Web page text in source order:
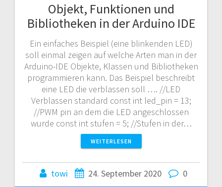
Objekt, Funktionen und
Bibliotheken in der Arduino IDE
Ein einfaches Beispiel (eine blinkenden LED)
soll einmal zeigen auf welche Arten man in der
Arduino-IDE Objekte, Klassen und Bibliotheken
programmieren kann. Das Beispiel beschreibt
eine LED die verblassen soll …. //LED
Verblassen standard const int led_pin = 13;
//PWM pin an dem die LED angeschlossen
wurde const int stufen = 5; //Stufen in der…
WEITERLESEN
towi 24. September 2020 0